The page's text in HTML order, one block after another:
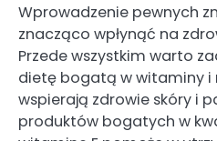
Wprowadzenie pewnych
znacząco wpłynąć na
Przede wszystkim warto
dietę bogatą w witaminy i
wspierają zdrowie skóry i
produktów bogatych w